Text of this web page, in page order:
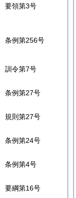
要領第3号
条例第256号
訓令第7号
条例第27号
規則第27号
条例第24号
条例第4号
要綱第16号